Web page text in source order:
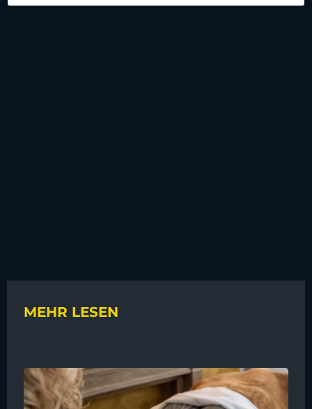
MEHR LESEN